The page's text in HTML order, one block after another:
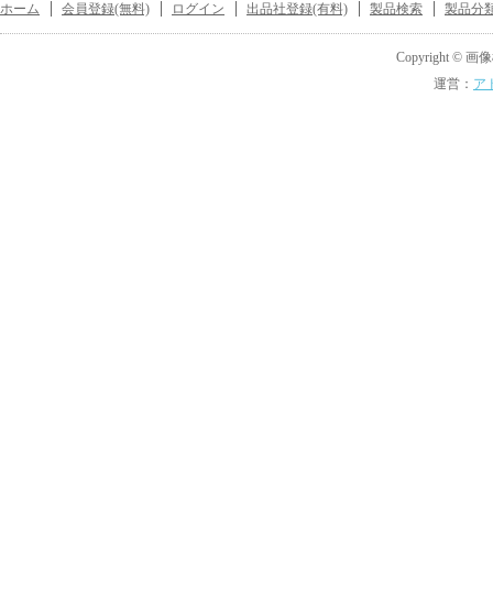
ホーム 会員登録(無料) ログイン 出品社登録(有料) 製品検索 製品分
Copyright © 画像
運営： ア